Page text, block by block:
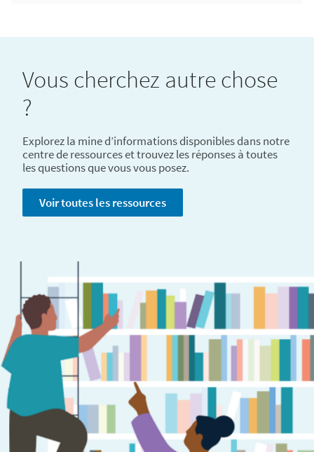
Vous cherchez autre chose
?
Explorez la mine d’informations disponibles dans notre
centre de ressources et trouvez les réponses à toutes
les questions que vous vous posez.
Voir toutes les ressources
Contactez-nous